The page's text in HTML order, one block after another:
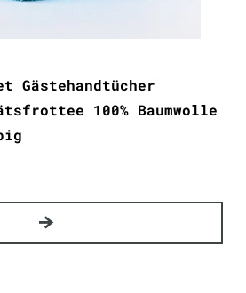
Gästehandtücher
100% Baumwolle